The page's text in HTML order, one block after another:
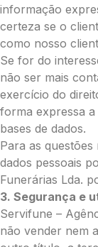
Mini
O
informação
certeza se o
como nosso
Se for do
não ser mais
exercício do
forma expressa a
bases de dados.
Para as
dados pessoais
Funerárias Lda.
3. Segurança e
Servifune –
não vender nem